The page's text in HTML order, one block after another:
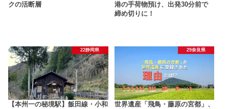
クの活断層
港の手荷物預け、出発30分前で
締め切りに！
22静岡県
【本州一の秘境駅】飯田線・小和
29奈良県
世界遺産「飛鳥・藤原の宮都」、